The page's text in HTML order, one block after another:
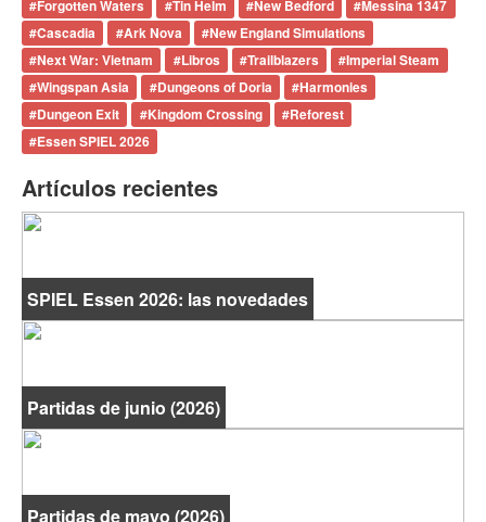
#Forgotten Waters #Tin Helm #New Bedford #Messina 1347
#Cascadia #Ark Nova #New England Simulations
#Next War: Vietnam #Libros #Trailblazers #Imperial Steam
#Wingspan Asia #Dungeons of Doria #Harmonies
#Dungeon Exit #Kingdom Crossing #Reforest
#Essen SPIEL 2026
Artículos recientes
SPIEL Essen 2026: las novedades
Partidas de junio (2026)
Partidas de mayo (2026)